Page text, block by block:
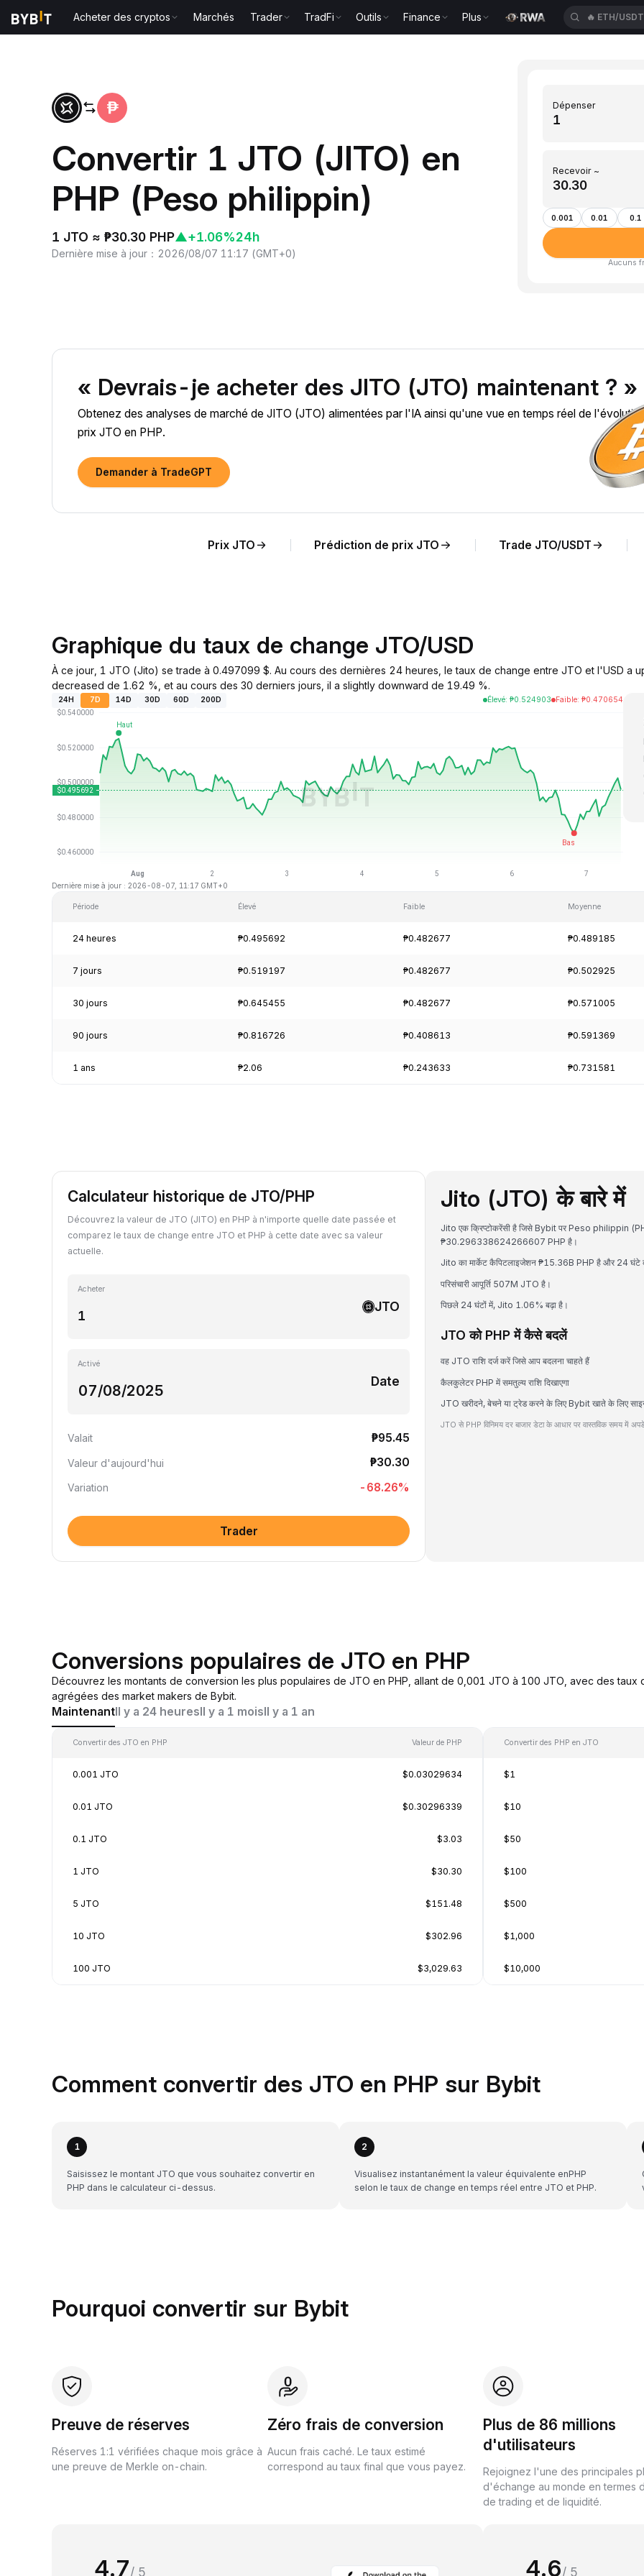
Acheter des cryptos Marchés Trader TradFi Outils Finance Plus
Convertir 1 JTO (JITO) en
PHP (Peso philippin)
1 JTO ≈ ₱30.30 PHP▲+1.06%24h
Dernière mise à jour ： 2026/08/07 11:17 (GMT+0)
Dépenser
Recevoir ~
0.001 0.01 0.1
Aucuns
« Devrais-je acheter des JITO (JTO) maintenant ? »
Obtenez des analyses de marché de JITO (JTO) alimentées par l'IA ainsi qu'une vue en temps réel de
prix JTO en PHP.
Demander à TradeGPT
Prix JTO Prédiction de prix JTO Trade JTO/USDT
Graphique du taux de change JTO/USD
À ce jour, 1 JTO (Jito) se trade à 0.497099 $. Au cours des dernières 24 heures, le taux de change entre JTO et l'USD a
decreased de 1.62 %, et au cours des 30 derniers jours, il a slightly downward de 19.49 %.
24H 7D 14D 30D 60D 200D Élevé: ₱0.524903 Faible: ₱0.470654
Dernière mise à jour : 2026-08-07, 11:17 GMT+0
Période Élevé Faible Moyenne
24 heures ₱0.495692 ₱0.482677 ₱0.489185
7 jours ₱0.519197 ₱0.482677 ₱0.502925
30 jours ₱0.645455 ₱0.482677 ₱0.571005
90 jours ₱0.816726 ₱0.408613 ₱0.591369
1 ans ₱2.06 ₱0.243633 ₱0.731581
Calculateur historique de JTO/PHP
Découvrez la valeur de JTO (JITO) en PHP à n'importe quelle date passée et
comparez le taux de change entre JTO et PHP à cette date avec sa valeur
actuelle.
Acheter
JTO
Activé
Date
Valait ₱95.45
Valeur d'aujourd'hui ₱30.30
Variation -68.26%
Trader
Jito (JTO) के बारे में
Jito एक क्रिप्टोकरेंसी है जिसे Bybit पर Peso philippin
₱30.296338624266607 PHP है।
Jito का मार्केट कैपिटलाइजेशन ₱15.36B PHP है और 24 घंटे
परिसंचारी आपूर्ति 507M JTO है।
पिछले 24 घंटों में, Jito 1.06% बढ़ा है।
JTO को PHP में कैसे बदलें
वह JTO राशि दर्ज करें जिसे आप बदलना चाहते हैं
कैलकुलेटर PHP में समतुल्य राशि दिखाएगा
JTO खरीदने, बेचने या ट्रेड करने के लिए Bybit खाते के लिए
JTO से PHP विनिमय दर बाजार डेटा के आधार पर वास्तविक समय में
Conversions populaires de JTO en PHP
Découvrez les montants de conversion les plus populaires de JTO en PHP, allant de 0,001 JTO à 100 JTO, avec des
agrégées des market makers de Bybit.
MaintenantIl y a 24 heuresIl y a 1 moisIl y a 1 an
Convertir des JTO en PHP Valeur de PHP
0.001 JTO $0.03029634
0.01 JTO $0.30296339
0.1 JTO $3.03
1 JTO $30.30
5 JTO $151.48
10 JTO $302.96
100 JTO $3,029.63
Convertir des PHP en JTO
$1
$10
$50
$100
$500
$1,000
$10,000
Comment convertir des JTO en PHP sur Bybit
1
Saisissez le montant JTO que vous souhaitez convertir en
PHP dans le calculateur ci-dessus.
2
Visualisez instantanément la valeur équivalente enPHP
selon le taux de change en temps réel entre JTO et PHP.
Pourquoi convertir sur Bybit
Preuve de réserves
Réserves 1:1 vérifiées chaque mois grâce à
une preuve de Merkle on-chain.
Zéro frais de conversion
Aucun frais caché. Le taux estimé
correspond au taux final que vous payez.
Plus de 86 millions
d'utilisateurs
Rejoignez l'une des principales
d'échange au monde en termes
de trading et de liquidité.
4.7/ 5 4.6/ 5